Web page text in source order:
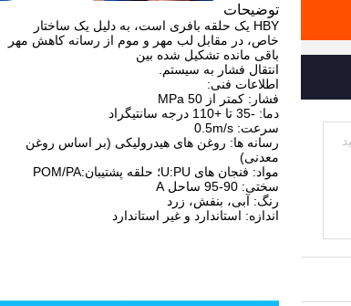
توضیحات
HBY یک حلقه بافری است، به دلیل یک ساختار
خاص، در مقابل لب مهر و موم از رسانه کاهش مهر
باقی مانده تشکیل شده بین
انتقال فشار به سیستم.
اطلاعات فنی:
فشار: کمتر از 50 MPa
دما: -35 تا +110 درجه سانتیگراد
سرعت: 0.5m/s
رسانه ها: روغن های هیدرولیکی (بر اساس روغن
معدنی)
مواد: فنجان های U:PU؛ حلقه پشتیبان:POM/PA
سختی: 90-95 ساحل A
رنگ: آبی، بنفش، زرد
اندازه: استاندارد و غیر استاندارد